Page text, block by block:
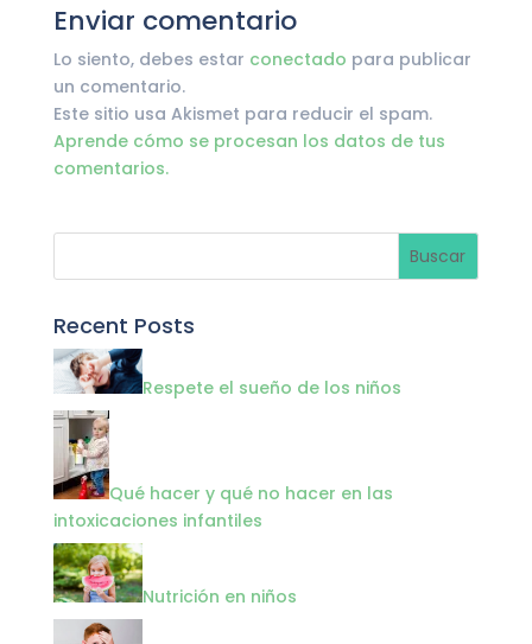
Enviar comentario
Lo siento, debes estar conectado para publicar
un comentario.
Este sitio usa Akismet para reducir el spam.
Aprende cómo se procesan los datos de tus
comentarios.
Recent Posts
Respete el sueño de los niños
Qué hacer y qué no hacer en las
intoxicaciones infantiles
Nutrición en niños